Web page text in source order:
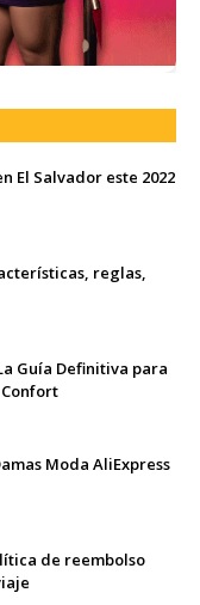
El Salvador este 2022
reglas,
Guía Definitiva para
Moda AliExpress
de reembolso